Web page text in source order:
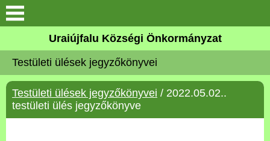
Köszöntő
Elérhetőségek
Uraiújfalu
Uraiújfalu Községi Önkormányzat
Testületi ülések jegyzőkönyvei
Testületi ülések jegyzőkönyvei / 2022.05.02..
testületi ülés jegyzőkönyve